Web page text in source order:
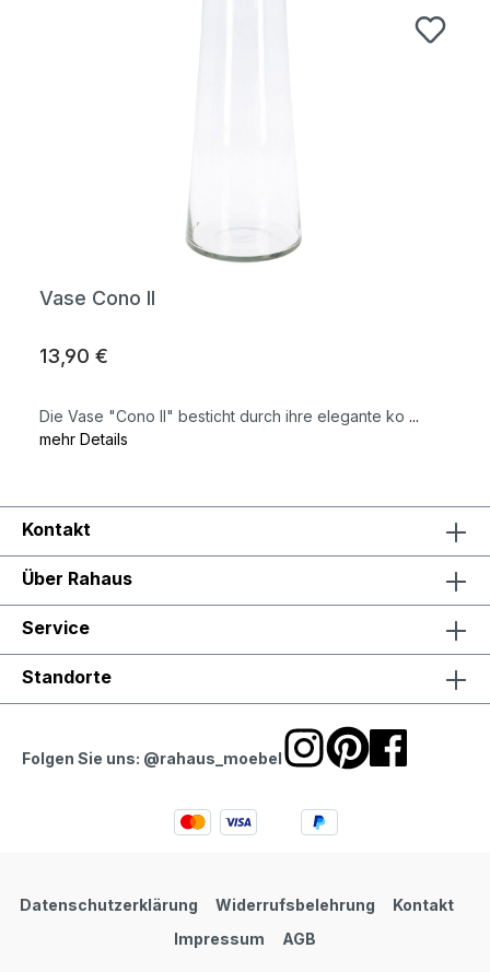
Vase Cono II
13,90 €
Die Vase "Cono II" besticht durch ihre elegante ko ...
mehr Details
Kontakt
Über Rahaus
Service
Standorte
Folgen Sie uns: @rahaus_moebel
Datenschutzerklärung Widerrufsbelehrung
Kontakt
Impressum
AGB